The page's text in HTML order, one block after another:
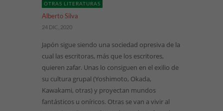
OTRAS LITERATURAS
Alberto Silva
24 DIC, 2020
Japón sigue siendo una sociedad opresiva de la
cual las escritoras, más que los escritores,
quieren zafar. Unas lo consiguen en el exilio de
su cultura grupal (Yoshimoto, Okada,
Kawakami, otras) y proyectan mundos
fantásticos u oníricos. Otras se van a vivir al